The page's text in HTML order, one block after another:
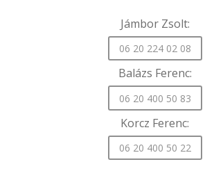
Jámbor Zsolt:
06 20 224 02 08
Balázs Ferenc:
06 20 400 50 83
Korcz Ferenc:
06 20 400 50 22